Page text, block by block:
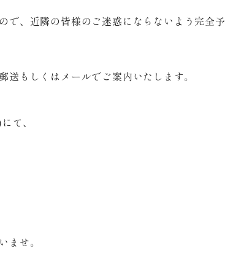
で、近隣の皆様のご迷惑にならないよう完全予
送もしくはメールでご案内いたします。
て、
ませ。